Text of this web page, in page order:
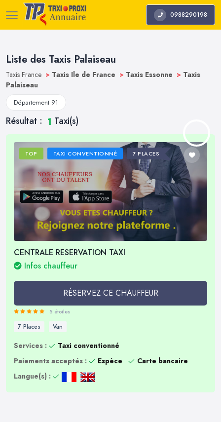
0988290198
Liste des Taxis Palaiseau
Taxis France > Taxis Ile de France > Taxis Essonne > Taxis
Palaiseau
Département 91
Résultat : 1 Taxi(s)
TOP TAXI CONVENTIONNÉ 7 PLACES
CENTRALE RESERVATION TAXI
Infos chauffeur
RÉSERVEZ CE CHAUFFEUR
5 étoiles
7 Places Van
Services :
Taxi conventionné
Paiements acceptés :
Espèce
Carte bancaire
Langue(s) :